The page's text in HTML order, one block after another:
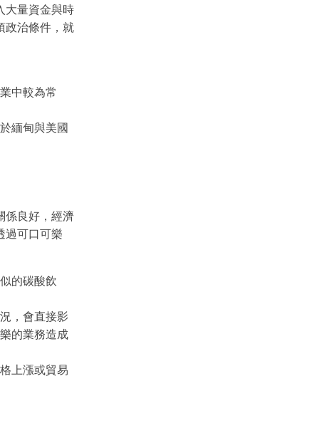
大量資金與時
政治條件，就
中較為常
緬甸與美國
係良好，經濟
過可口可樂
的碳酸飲
，會直接影
的業務造成
上漲或貿易